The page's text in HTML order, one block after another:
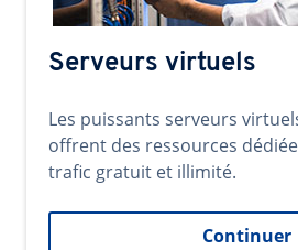
Serveurs virtuels
Les puissants serveurs
offrent des ressources
trafic gratuit et illimité.
Continuer